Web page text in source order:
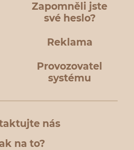
Zapomněli jste
své heslo?
Reklama
Provozovatel
systému
nás
na to?